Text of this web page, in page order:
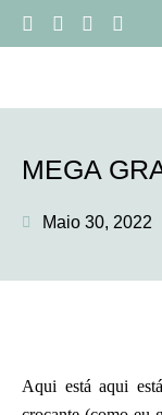
MEGA
Maio 30, 2022
Aqui está aqui